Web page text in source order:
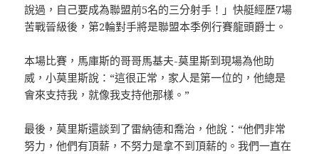
說過，自己要成為聯盟前5名的三分射手！」快艇經歷7場
苦戰晉級後，第2輪對手將是聯盟本季例行賽龍頭爵士。
本場比賽，馬庫斯的哥哥馬基夫-莫里斯到現場為他助
威，小莫里斯說：“這很正常，家人是第一位的，他總是
會來支持我，就像我支持他那樣。”
最後，莫里斯還談到了雷納德和喬治，他說：“他們非常
努力，他們有頂薪，不努力是拿不到頂薪的。我們一直在